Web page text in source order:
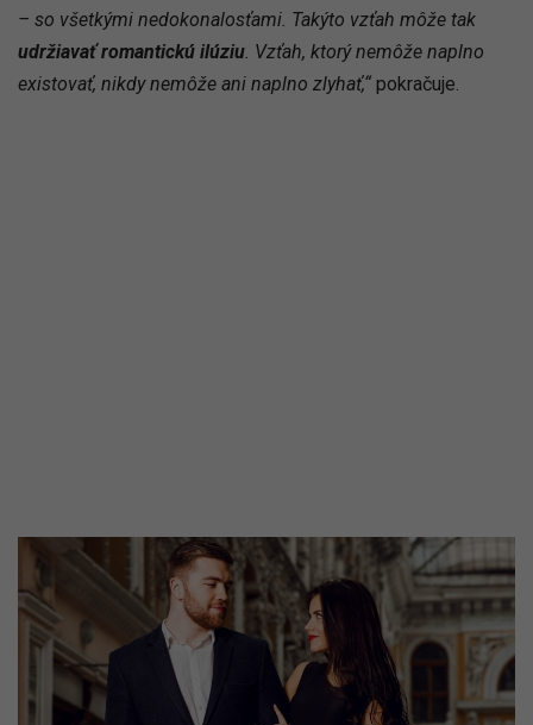
– so všetkými nedokonalosťami. Takýto vzťah môže tak
udržiavať romantickú ilúziu . Vzťah, ktorý nemôže naplno
existovať, nikdy nemôže ani naplno zlyhať,“ pokračuje.